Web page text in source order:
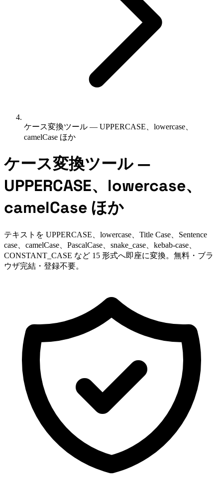
ケース変換ツール — UPPERCASE、lowercase、
camelCase ほか
ケース変換ツール —
UPPERCASE、lowercase、
camelCase ほか
テキストを UPPERCASE、lowercase、Title Case、Sentence
case、camelCase、PascalCase、snake_case、kebab-case、
CONSTANT_CASE など 15 形式へ即座に変換。無料・ブラ
ウザ完結・登録不要。